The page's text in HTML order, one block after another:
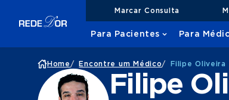
Marcar Consulta
Para Pacientes Para
Home / Encontre um Médico/ Filipe Oliveira
Filipe